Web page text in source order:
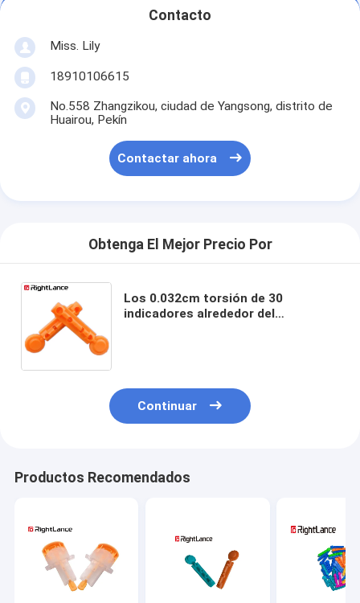
Contacto
Miss. Lily
18910106615
No.558 Zhangzikou, ciudad de Yangsong, distrito de
Huairou, Pekín
Contactar ahora
Obtenga El Mejor Precio Por
Los 0.032cm torsión de 30
indicadores alrededor del
Continuar
Productos Recomendados